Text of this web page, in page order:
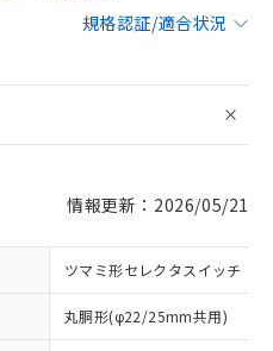
規格認証/適合状況
情報更新：2026/05/21
ツマミ形セレクタスイッチ
丸胴形(φ22/25mm共用)